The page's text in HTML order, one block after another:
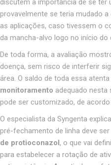
discutem a importância de se ter
provavelmente se teria mudado
as aplicações, caso tivessem o
da mancha-alvo logo no início do
De toda forma, a avaliação
doença, sem risco de interferir
área. O saldo de toda essa
monitoramento adequado nesta
pode ser customizado, de
O especialista da Syngenta
pré-fechamento de linha deve
de protioconazol, o que vai
para estabelecer a rotação de